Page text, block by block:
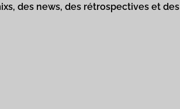
des news, des rétrospectives et des